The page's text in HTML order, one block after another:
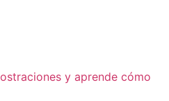
y aprende cómo